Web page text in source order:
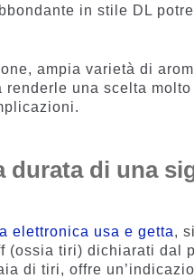
in stile DL
ampia varietà di
una scelta
durata di una
elettronica usa e getta,
(ossia tiri) dichiarati dal
di tiri, offre